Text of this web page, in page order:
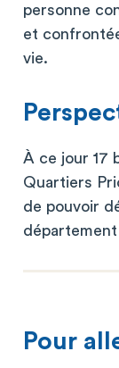
personne
et
vie.
À ce jour 17
Quartiers
de pouvoir
département
Pour